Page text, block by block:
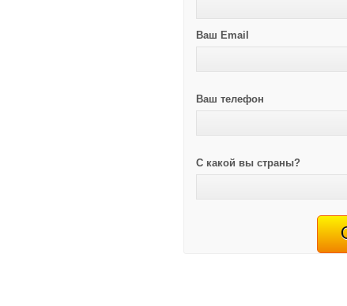
Ваш Email
Ваш телефон
С какой вы страны?